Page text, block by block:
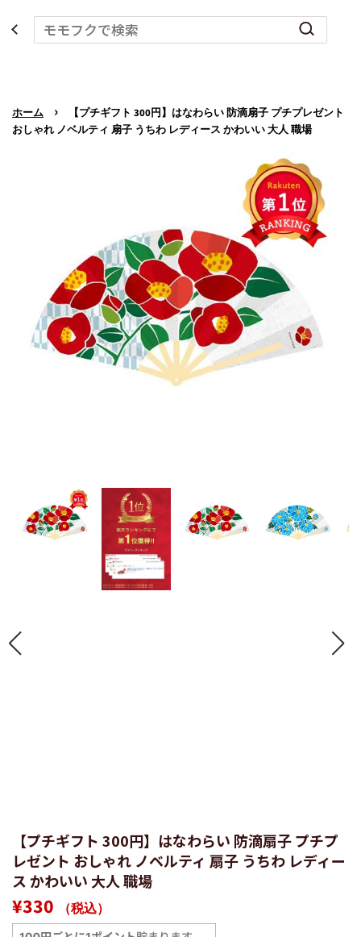
ホーム ›
【プチギフト 300円】はなわらい 防滴扇子 プチプレゼント
おしゃれ ノベルティ 扇子 うちわ レディース かわいい 大人 職場
【プチギフト 300円】はなわらい 防滴扇子 プチプ
レゼント おしゃれ ノベルティ 扇子 うちわ レディー
ス かわいい 大人 職場
通
常
¥330 （税込）
売